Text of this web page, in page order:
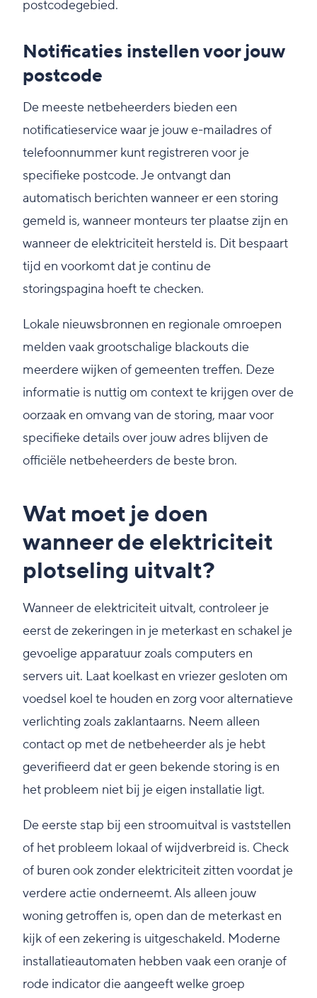
postcodegebied.
Notificaties instellen voor jouw
postcode
De meeste netbeheerders bieden een
notificatieservice waar je jouw e-mailadres of
telefoonnummer kunt registreren voor je
specifieke postcode. Je ontvangt dan
automatisch berichten wanneer er een storing
gemeld is, wanneer monteurs ter plaatse zijn en
wanneer de elektriciteit hersteld is. Dit bespaart
tijd en voorkomt dat je continu de
storingspagina hoeft te checken.
Lokale nieuwsbronnen en regionale omroepen
melden vaak grootschalige blackouts die
meerdere wijken of gemeenten treffen. Deze
informatie is nuttig om context te krijgen over de
oorzaak en omvang van de storing, maar voor
specifieke details over jouw adres blijven de
officiële netbeheerders de beste bron.
Wat moet je doen
wanneer de elektriciteit
plotseling uitvalt?
Wanneer de elektriciteit uitvalt, controleer je
eerst de zekeringen in je meterkast en schakel je
gevoelige apparatuur zoals computers en
servers uit. Laat koelkast en vriezer gesloten om
voedsel koel te houden en zorg voor alternatieve
verlichting zoals zaklantaarns. Neem alleen
contact op met de netbeheerder als je hebt
geverifieerd dat er geen bekende storing is en
het probleem niet bij je eigen installatie ligt.
De eerste stap bij een stroomuitval is vaststellen
of het probleem lokaal of wijdverbreid is. Check
of buren ook zonder elektriciteit zitten voordat je
verdere actie onderneemt. Als alleen jouw
woning getroffen is, open dan de meterkast en
kijk of een zekering is uitgeschakeld. Moderne
installatieautomaten hebben vaak een oranje of
rode indicator die aangeeft welke groep